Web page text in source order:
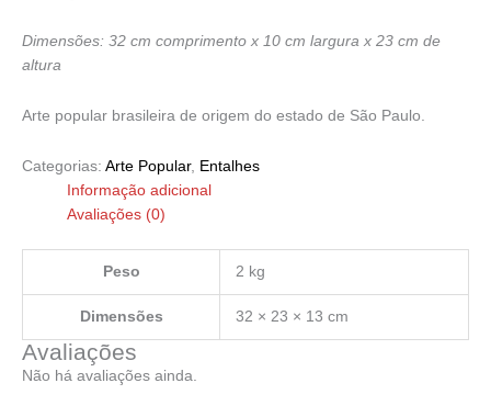
Dimensões: 32 cm comprimento x 10 cm largura x 23 cm de
altura
Arte popular brasileira de origem do estado de São Paulo.
Categorias: Arte Popular, Entalhes
Informação adicional
Avaliações (0)
Peso 2 kg
Dimensões 32 × 23 × 13 cm
Avaliações
Não há avaliações ainda.